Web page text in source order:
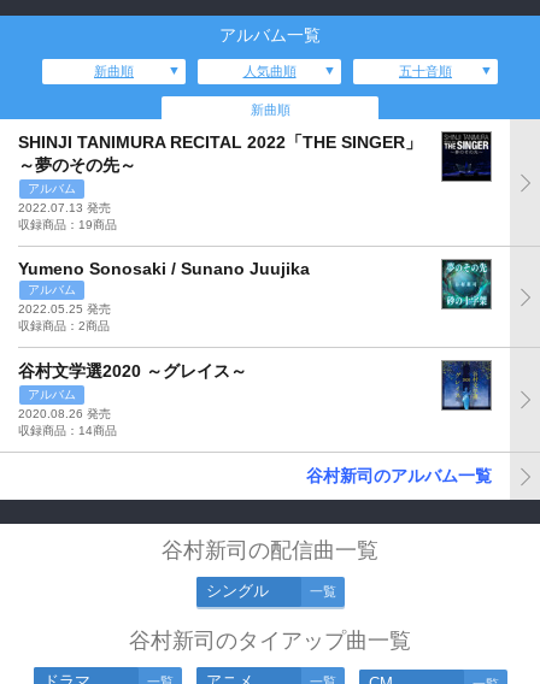
アルバム一覧
新曲順 人気曲順 五十音順
新曲順
SHINJI TANIMURA RECITAL 2022「THE SINGER」
～夢のその先～
アルバム
2022.07.13 発売
収録商品：19商品
Yumeno Sonosaki / Sunano Juujika
アルバム
2022.05.25 発売
収録商品：2商品
谷村文学選2020 ～グレイス～
アルバム
2020.08.26 発売
収録商品：14商品
谷村新司のアルバム一覧
谷村新司の配信曲一覧
シングル 一覧
谷村新司のタイアップ曲一覧